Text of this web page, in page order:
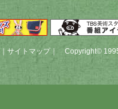
サイトマップ｜ Copyright©